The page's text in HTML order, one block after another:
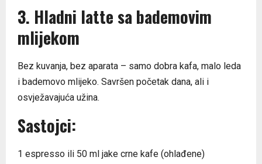
3. Hladni latte sa bademovim
mlijekom
Bez kuvanja, bez aparata – samo dobra kafa, malo leda
i bademovo mlijeko. Savršen početak dana, ali i
osvježavajuća užina.
Sastojci:
1 espresso ili 50 ml jake crne kafe (ohlađene)